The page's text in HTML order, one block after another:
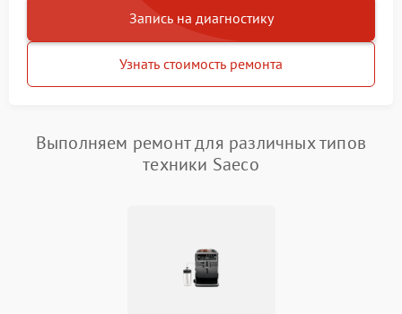
Запись на диагностику
Узнать стоимость ремонта
Выполняем ремонт для различных типов
техники Saeco